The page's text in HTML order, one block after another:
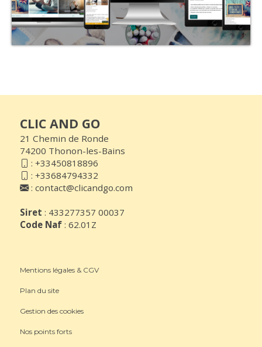
CLIC AND GO
21 Chemin de Ronde
74200 Thonon-les-Bains
: +33450818896
: +33684794332
: contact@clicandgo.com
Siret : 433277357 00037
Code Naf : 62.01Z
Mentions légales & CGV
Plan du site
Gestion des cookies
Nos points forts